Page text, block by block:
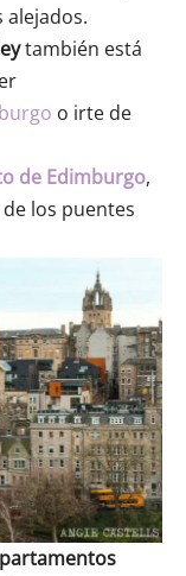
alejados.
también está
o irte de
de Edimburgo,
los puentes